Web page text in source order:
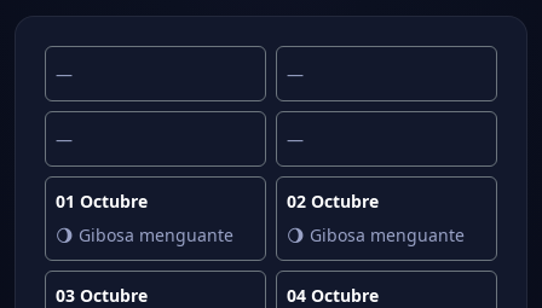
— —
— —
01 Octubre
🌖 Gibosa menguante
02 Octubre
🌖 Gibosa menguante
03 Octubre
04 Octubre